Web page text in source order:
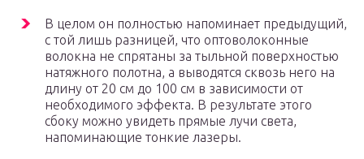
В целом он полностью напоминает предыдущий,
с той лишь разницей, что оптоволоконные
волокна не спрятаны за тыльной поверхностью
натяжного полотна, а выводятся сквозь него на
длину от 20 см до 100 см в зависимости от
необходимого эффекта. В результате этого
сбоку можно увидеть прямые лучи света,
напоминающие тонкие лазеры.